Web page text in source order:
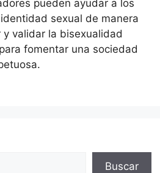
pueden ayudar a los
sexual de manera
y validar la bisexualidad
fomentar una sociedad
Buscar